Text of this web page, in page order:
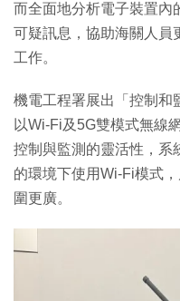
而全面地分析電子裝置內
可疑訊息，協助海關人員
工作。
機電工程署展出「控制和
以Wi-Fi及5G雙模式無線
控制與監測的靈活性，系
的環境下使用Wi-Fi模式
圍更廣。